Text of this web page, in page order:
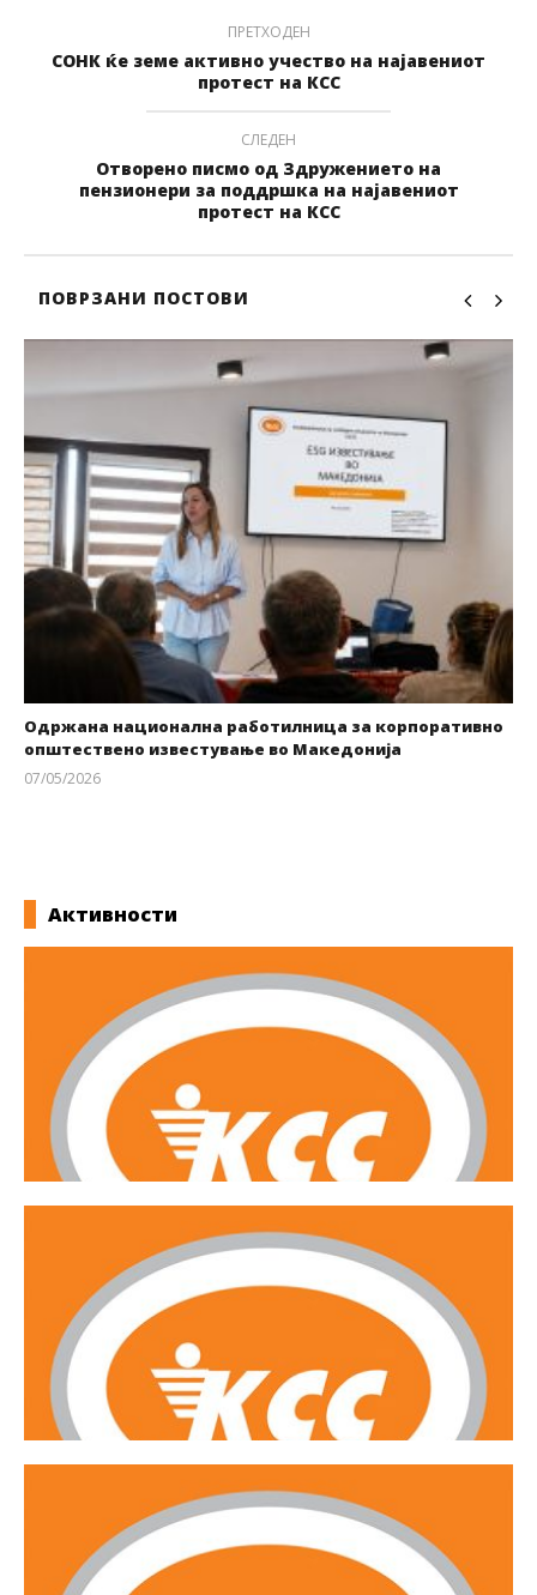
ПРЕТХОДЕН
СОНК ќе земе активно учество на најавениот
протест на КСС
СЛЕДЕН
Отворено писмо од Здружението на
пензионери за поддршка на најавениот
протест на КСС
ПОВРЗАНИ ПОСТОВИ
Одржана национална работилница за корпоративно
општествено известување во Македонија
07/05/2026
Активности